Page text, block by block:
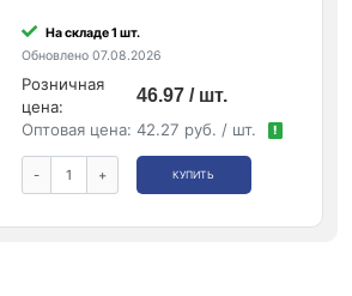
На складе 1 шт.
Обновлено 07.08.2026
Розничная
цена:
46.97 / шт.
Оптовая цена: 42.27 руб. / шт. !
- + КУПИТЬ